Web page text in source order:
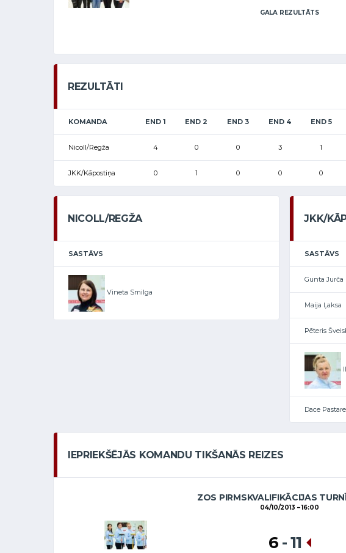
GALA REZULTĀTS
REZULTĀTI
KOMANDA END 1 END 2 END 3 END 4 END 5
Nicoll/Regža 4 0 0 3 1
JKK/Kāpostiņa 0 1 0 0 0
NICOLL/REGŽA
SASTĀVS
Vineta Smilga
JKK/
SASTĀVS
Gunta Jurča
Maija Ļaksa
Pēteris
Dace Pastare
IEPRIEKŠĒJĀS KOMANDU TIKŠANĀS REIZES
ZOS PIRMSKVALIFIKĀCIJAS
04/10/2013 16:00
6 -11